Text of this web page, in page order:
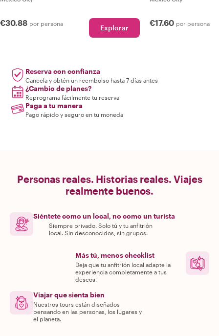
€30.88 por persona Explorar
€17.60 por persona
Reserva con confianza
Cancela y obtén un reembolso hasta 7 días antes
¿Cambio de planes?
Reprograma fácilmente tu reserva
Paga a tu manera
Pago rápido y seguro en tu moneda
Personas reales. Historias reales. Viajes
realmente buenos.
Siéntete como un local, no como un turista
Siempre privado. Solo tú y tu anfitrión
local. Sin desconocidos, sin grupos.
Más tú, menos checklist
Deja que tu anfitrión local adapte la
experiencia completamente a tus
deseos.
Viajar que sienta bien
Nuestros tours están diseñados
pensando en las personas, los lugares y
el planeta.